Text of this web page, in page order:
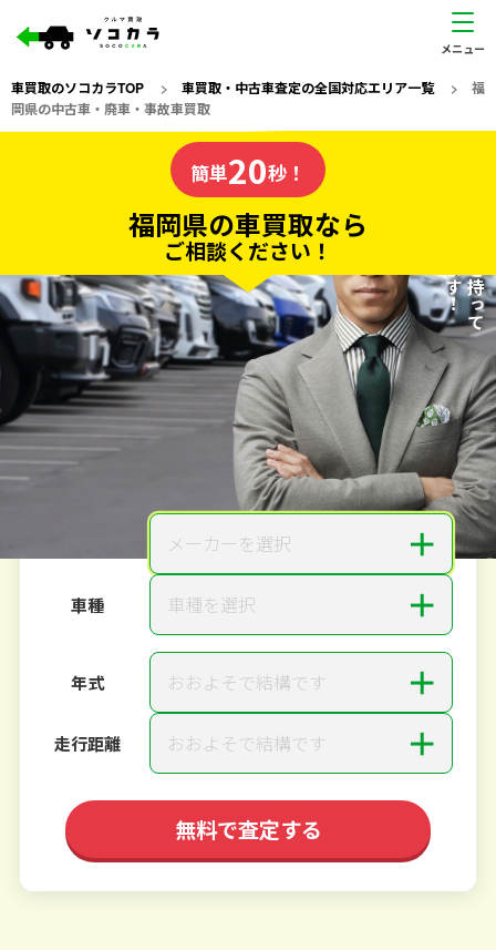
車買取のソコカラTOP > 車買取・中古車査定の全国対応エリア一覧> 福
岡県の中古車・廃車・事故車買取
の車買取なら
ソコカラの
電話か出張か、高い方の査定を提案。
だから高価買取!
私たちが責任を持って
査定いたします！
簡単20秒！
福岡県の車買取なら
ご相談ください！
20秒で入力完了！
無料で カンタンWeb査定
ご依頼いただいたお車を丁寧に査定いたします
メーカーを選択 ＋
車種 車種を選択 ＋
年式 おおよそで結構です ＋
走行距離 おおよそで結構です ＋
無料で査定する